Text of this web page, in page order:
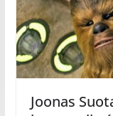
Joonas